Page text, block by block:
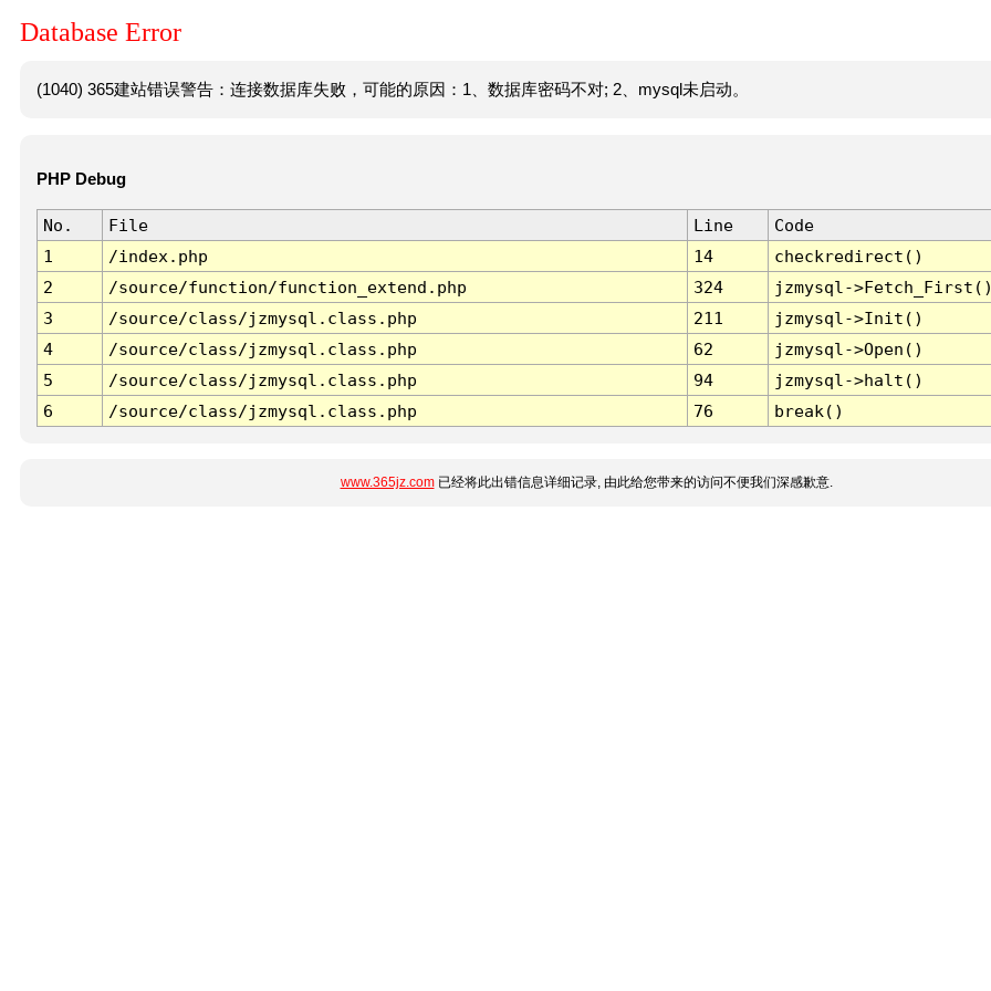
Database Error
(1040) 365建站错误警告：连接数据库失败，可能的原因：1、数据库密码不对; 2、mysql未启动。
PHP Debug
No. File Line
Code
1
/index.php 14
checkredirect()
2
/source/function/function_extend.php 324
jzmysql-
3
/source/class/jzmysql.class.php 211
jzmysql->Init()
4
/source/class/jzmysql.class.php 62
jzmysql->Open()
5
/source/class/jzmysql.class.php 94
jzmysql->halt()
6
/source/class/jzmysql.class.php 76 break()
www.365jz.com已经将此出错信息详细记录, 由此给您带来的访问不便我们深感歉意.